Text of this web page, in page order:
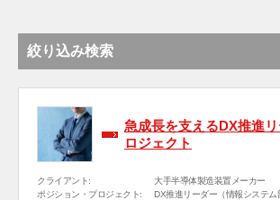
絞り込み検索
急成長を支えるDX推進
ロジェクト
クライアント:
大手半導体製造装置メーカー
ポジション・プロジェクト:
DX推進リーダー（情報システム